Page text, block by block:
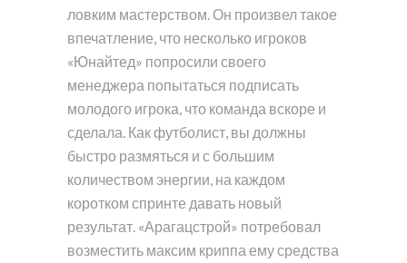
ловким мастерством. Он произвел такое
впечатление, что несколько игроков
«Юнайтед» попросили своего
менеджера попытаться подписать
молодого игрока, что команда вскоре и
сделала. Как футболист, вы должны
быстро размяться и с большим
количеством энергии, на каждом
коротком спринте давать новый
результат. «Арагацстрой» потребовал
возместить максим криппа ему средства